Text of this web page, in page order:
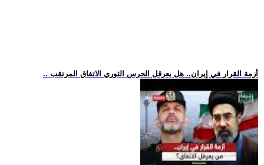
.. أزمة القرار في إيران.. هل يعرقل الحرس الثوري الاتفاق المرتقب